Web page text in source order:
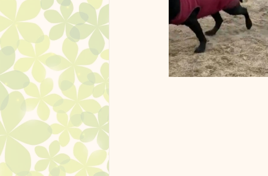
ドッグランクラブ広島の果樹園
ドッグランクラブ杯 フー